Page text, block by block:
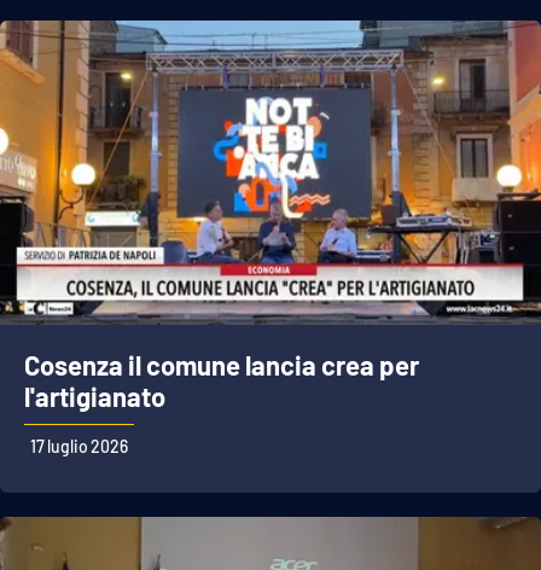
Cosenza il comune lancia crea per
l'artigianato
17 luglio 2026